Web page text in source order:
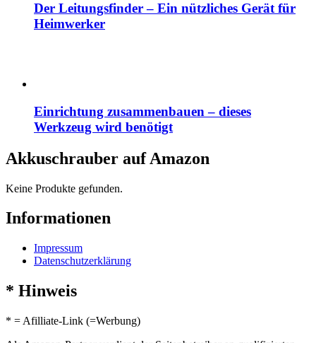
Der Leitungsfinder – Ein nützliches Gerät für
Heimwerker
Einrichtung zusammenbauen – dieses
Werkzeug wird benötigt
Akkuschrauber auf Amazon
Keine Produkte gefunden.
Informationen
Impressum
Datenschutzerklärung
* Hinweis
* = Afilliate-Link (=Werbung)